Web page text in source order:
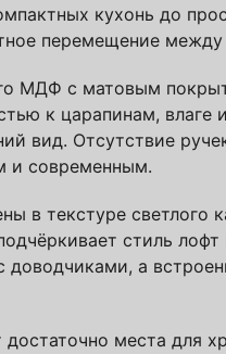
кухонь до
перемещение
МДФ с матовым
к царапинам, влаге
вид. Отсутствие
и современным.
в текстуре светлого
стиль
а
места для
Выберите куда Вам
Получить
обработку ПДн